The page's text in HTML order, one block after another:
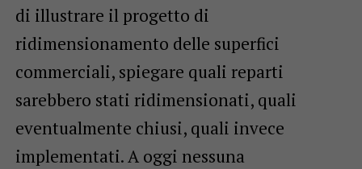
di illustrare il progetto di
ridimensionamento delle superfici
commerciali, spiegare quali reparti
sarebbero stati ridimensionati, quali
eventualmente chiusi, quali invece
implementati. A oggi nessuna